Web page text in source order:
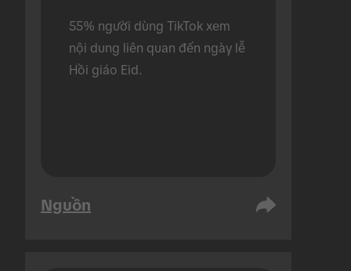
55% người dùng TikTok xem
nội dung liên quan đến ngày lễ
Hồi giáo Eid.
Nguồn